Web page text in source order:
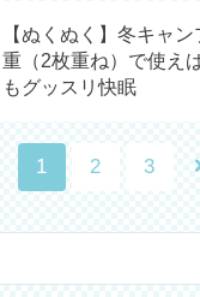
【ぬくぬく】冬キャ
重（2枚重ね）で使え
もグッスリ快眠
1 2 3